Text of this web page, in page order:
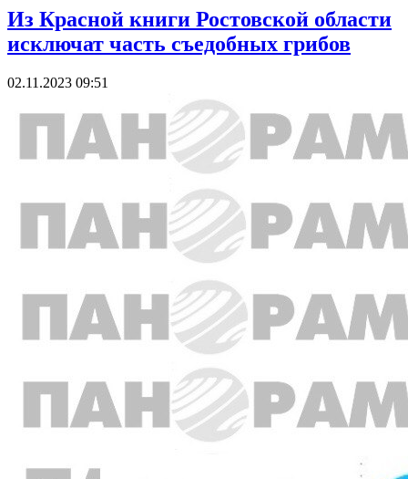
Из Красной книги Ростовской области
исключат часть съедобных грибов
02.11.2023 09:51